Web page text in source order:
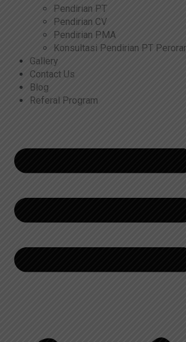
Pendirian PT
Pendirian CV
Pendirian PMA
Konsultasi Pendirian PT
Gallery
Contact Us
Blog
Referal Program